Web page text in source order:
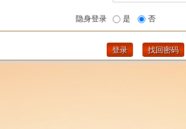
隐身登录 是 否